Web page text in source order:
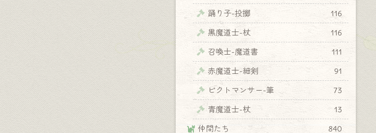
踊り子-投擲
116
黒魔道士-杖
116
召喚士-魔道書
111
赤魔道士-細剣
91
ピクトマンサー-筆
73
青魔道士-杖
13
仲間たち
840